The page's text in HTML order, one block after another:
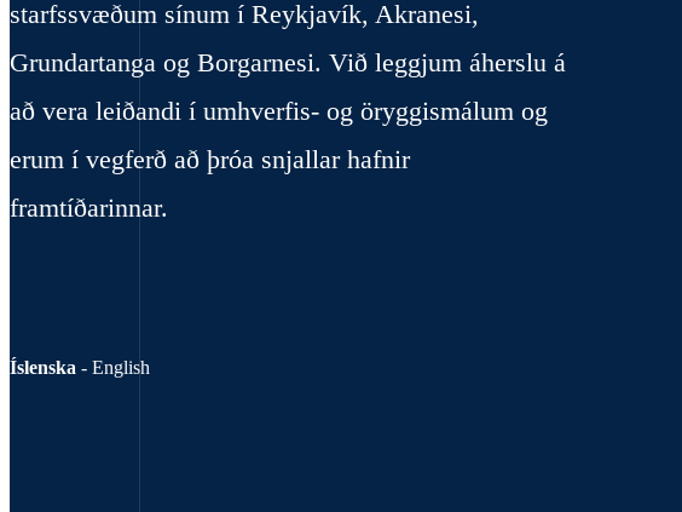
starfssvæðum sínum í Reykjavík, Akranesi,
Grundartanga og Borgarnesi. Við leggjum áherslu á
að vera leiðandi í umhverfis- og öryggismálum og
erum í vegferð að þróa snjallar hafnir
framtíðarinnar.
Íslenska - English